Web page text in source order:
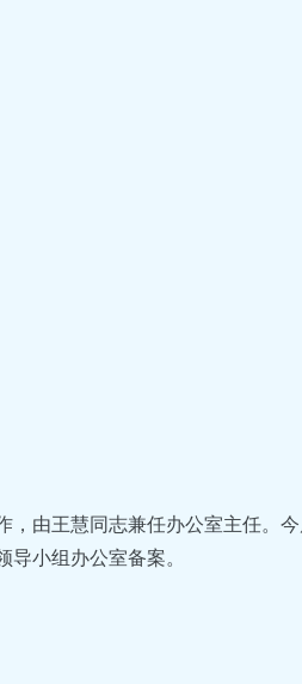
，由王慧同志兼任办公室主任。
小组办公室备案。